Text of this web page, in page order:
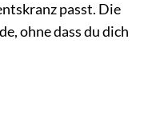
passt. Die
ohne dass du dich